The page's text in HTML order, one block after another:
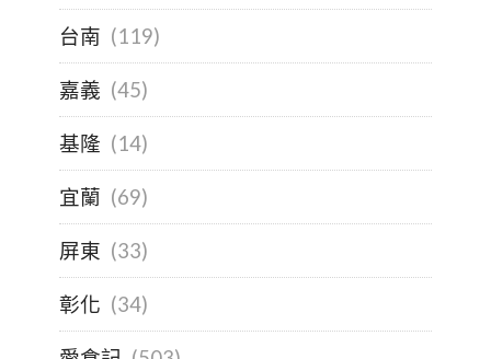
台南 (119)
嘉義 (45)
基隆 (14)
宜蘭 (69)
屏東 (33)
彰化 (34)